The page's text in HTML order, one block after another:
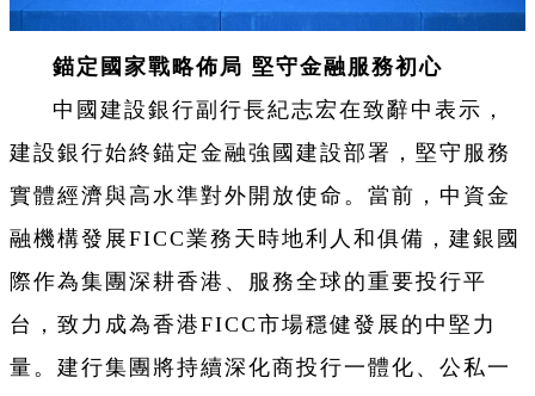
錨定國家戰略佈局 堅守金融服務初心
中國建設銀行副行長紀志宏在致辭中表示，
建設銀行始終錨定金融強國建設部署，堅守服務
實體經濟與高水準對外開放使命。當前，中資金
融機構發展FICC業務天時地利人和俱備，建銀國
際作為集團深耕香港、服務全球的重要投行平
台，致力成為香港FICC市場穩健發展的中堅力
量。建行集團將持續深化商投行一體化、公私一